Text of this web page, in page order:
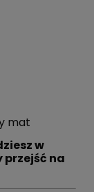
mat
w
przejść na